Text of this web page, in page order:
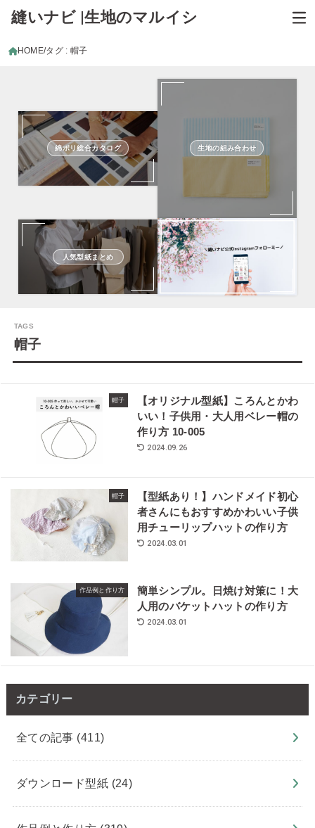
縫いナビ |生地のマルイシ
HOME タグ : 帽子
綿ポリ総合カタログ 生地の組み合わせ
人気型紙まとめ
帽子
帽子
【オリジナル型紙】ころんとかわ
いい！子供用・大人用ベレー帽の
作り方 10-005
2024.09.26
帽子
【型紙あり！】ハンドメイド初心
者さんにもおすすめかわいい子供
用チューリップハットの作り方
2024.03.01
作品例と作り方
簡単シンプル。日焼け対策に！大
人用のバケットハットの作り方
2024.03.01
カテゴリー
全ての記事 (411)
ダウンロード型紙 (24)